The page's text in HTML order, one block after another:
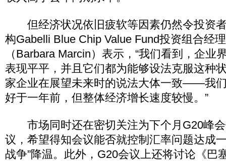
但经济状况依旧疲软等因素仍然令投资
构Gabelli Blue Chip Value Fund投资组合经
（Barbara Marcin）表示，“我们看到，企业
表现平平，并且它们都为能够设法克服这种
家企业在展望未来时的说法大体一致——我
好于一年前，但整体经济增长速度较慢。”
市场同时还在密切关注为下个月G20峰会
议，希望得知会议能否就控制汇率问题达成
战争”降温。此外，G20会议上还将讨论《巴